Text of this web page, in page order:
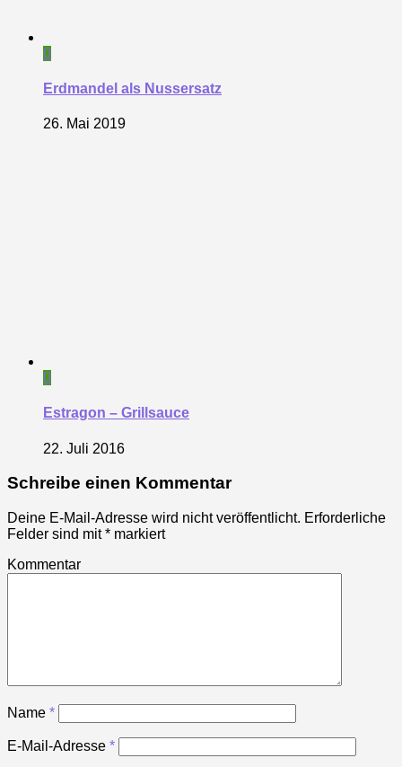
0
Erdmandel als Nussersatz
26. Mai 2019
0
Estragon – Grillsauce
22. Juli 2016
Schreibe einen Kommentar
Deine E-Mail-Adresse wird nicht veröffentlicht. Erforderliche
Felder sind mit* markiert
Kommentar
Name *
E-Mail-Adresse *